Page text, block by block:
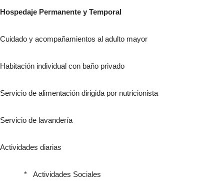
Hospedaje Permanente y Temporal
Cuidado y acompañamientos al adulto mayor
Habitación individual con baño privado
Servicio de alimentación dirigida por nutricionista
Servicio de lavandería
Actividades diarias
* Actividades Sociales